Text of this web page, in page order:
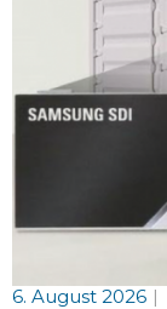
6. August 2026 |